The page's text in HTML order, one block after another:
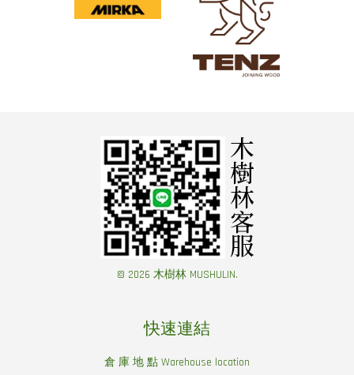
© 2026 木樹林 MUSHULIN.
快速連結
倉 庫 地 點 Warehouse location